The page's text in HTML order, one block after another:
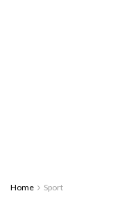
Home Sport